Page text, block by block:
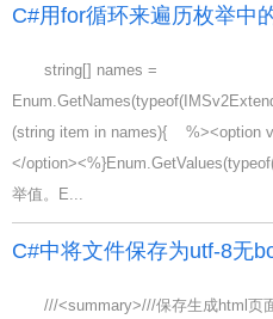
C#用for循环来遍历枚举中
string[] names =
(string item in names){ %><option
</
举值。E...
C#中将文件保存为utf-8无
///<summary>///保存生成html页